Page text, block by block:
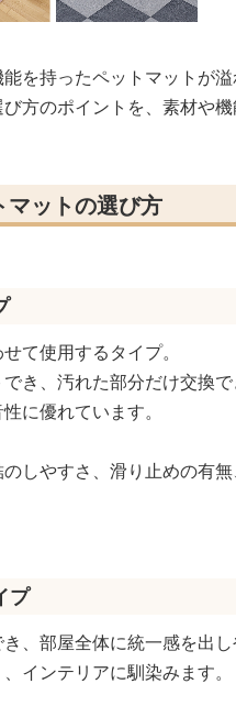
を持ったペットマットが溢
方のポイントを、素材や
マットの選び方
て使用するタイプ。
き、汚れた部分だけ交換で
に優れています。
しやすさ、滑り止めの有
プ
、部屋全体に統一感を出し
インテリアに馴染みます。